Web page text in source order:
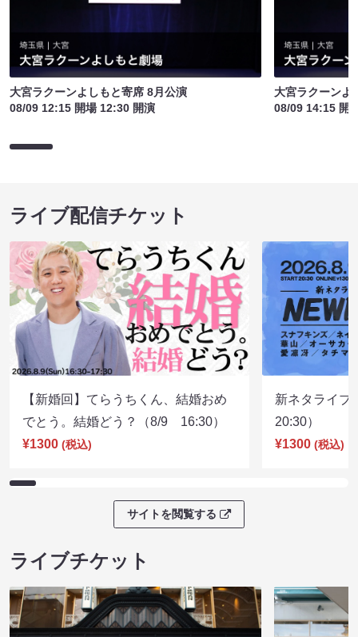
大宮ラクーンよしもと寄席 8月公演
08/09 12:15 開場 12:30 開演
大宮ラクーンよ
08/09 14:15 開
ライブ配信チケット
【新婚回】てらうちくん、結婚おめ
でとう。結婚どう？（8/9 16:30）
¥1300 (税込)
新ネタライ
20:30）
¥1300 (税込)
サイトを閲覧する
ライブチケット